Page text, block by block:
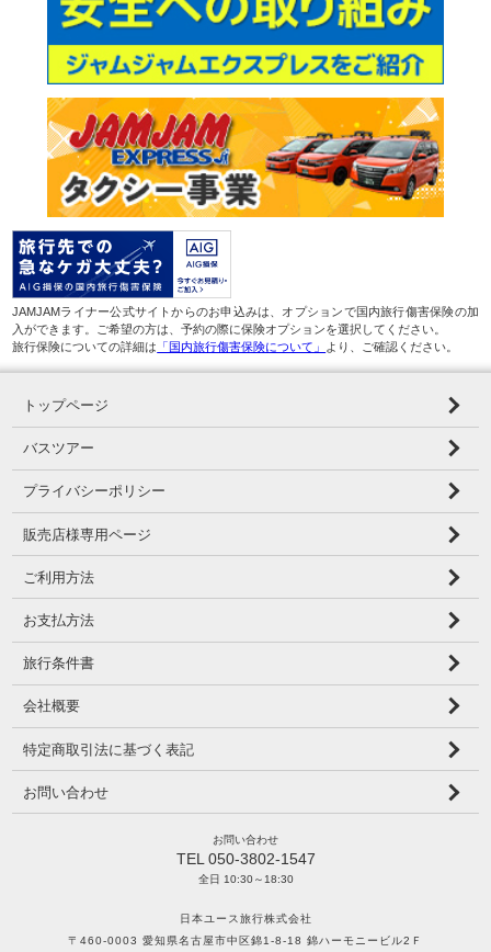
JAMJAMライナー公式サイトからのお申込みは、オプションで国内旅行傷害保険の加
入ができます。ご希望の方は、予約の際に保険オプションを選択してください。
旅行保険についての詳細は 「国内旅行傷害保険について」 より、ご確認ください。
トップページ
バスツアー
プライバシーポリシー
販売店様専用ページ
ご利用方法
お支払方法
旅行条件書
会社概要
特定商取引法に基づく表記
お問い合わせ
お問い合わせ
TEL 050-3802-1547
全日 10:30～18:30
日本ユース旅行株式会社
〒460-0003 愛知県名古屋市中区錦1-8-18 錦ハーモニービル2Ｆ